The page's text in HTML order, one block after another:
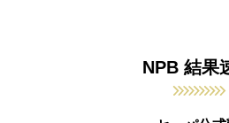
NPB 結果